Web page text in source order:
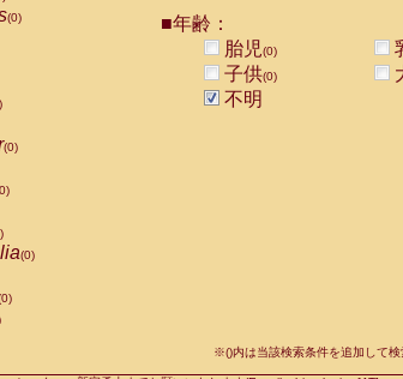
chrysogaster
atys
lunulatus
torquatus
hybrid
(0)
(0)
(0)
(0)
■年齢：
胎児(0)
子供(0)
不明
※()内は当該検索条件を追加して検